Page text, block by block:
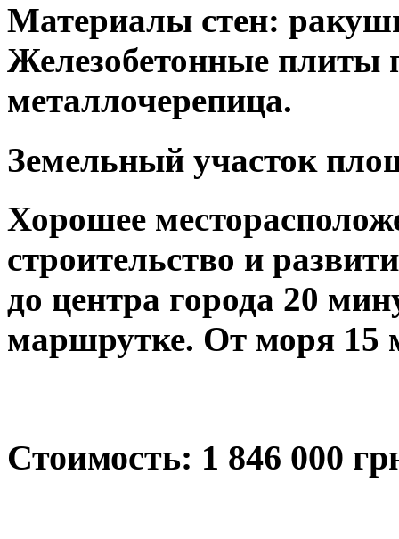
Материалы стен:
Железобетонные
металлочерепица.
Земельный участок
Хорошее
строительство и
до центра города 20
маршрутке. От моря 15
Стоимость: 1 846 000